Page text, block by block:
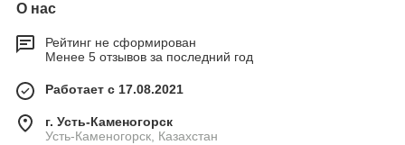
О нас
Рейтинг не сформирован
Менее 5 отзывов за последний год
Работает с 17.08.2021
г. Усть-Каменогорск
Усть-Каменогорск, Казахстан